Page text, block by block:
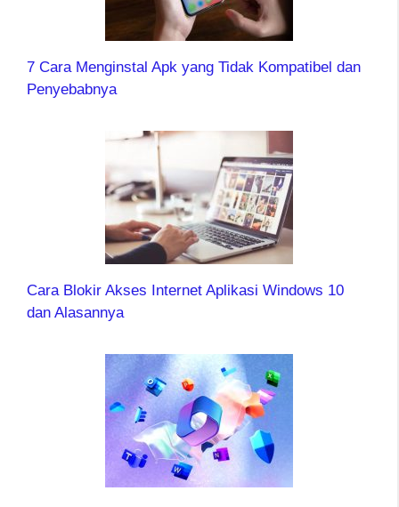
7 Cara Menginstal Apk yang Tidak Kompatibel dan
Penyebabnya
Cara Blokir Akses Internet Aplikasi Windows 10
dan Alasannya